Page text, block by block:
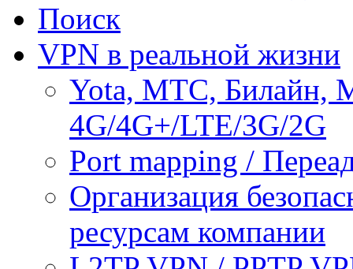
Поиск
VPN в реальной жизни
Yota, МТС, Билайн,
4G/4G+/LTE/3G/2G
Port mapping /
Организация
ресурсам компании